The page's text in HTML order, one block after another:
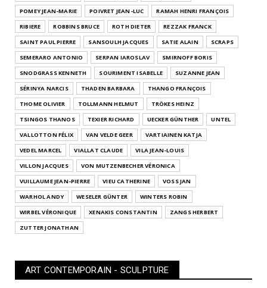
POMEY JEAN-MARIE
POIVRET JEAN-LUC
RAMAH HENRI FRANÇOIS
RIBIERE
ROBBINS BRUCE ROTH DIETER
REZZAK FRANCK
SAINT PAUL PIERRE
SANSOULH JACQUES SATIE ALAIN
SCRAPS
SEMERARO ANTONIO
SERPAN IAROSLAV
SMIRNOFF BORIS
SNODGRASS KENNETH
SOURIMENT ISABELLE
SUZANNE JEAN
SÉRINYA NARCIS
THADEN BARBARA
THANGO FRANÇOIS
THOME OLIVIER
TOLLMANN HELMUT
TRÖKES HEINZ
TSINGOS THANOS
TEXIER RICHARD UECKER GÜNTHER
UNTEL
VALLOTTON FÉLIX
VAN VELDE GEER
VARTIAINEN KATJA
VEDEL MARCEL
VIALLAT CLAUDE
VILA JEAN-LOUIS
VILLON JACQUES
VON MUTZENBECHER VÉRONICA
VUILLAUME JEAN-PIERRE
VIEU CATHERINE
VOSS JAN
WARHOL ANDY
WESELER GÜNTER
WINTERS ROBIN
WIRBEL VÉRONIQUE
XENAKIS CONSTANTIN
ZANGS HERBERT
ZUTTER JONATHAN
ART CONTEMPORAIN - SCULPTURE